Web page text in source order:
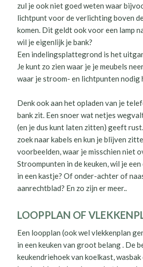
zul je ook niet goed weten waar
lichtpunt voor de verlichting boven
komen. Dit geldt ook voor een lamp
wil je eigenlijk je bank?
Een indelingsplattegrond is het
Je kunt zo zien waar je je meubels
waar je stroom- en lichtpunten nodig
Denk ook aan het opladen van je
bank zit. Een snoer wat netjes
(en je dus kunt laten zitten) geeft
zoek naar kabels en kun je blijven
voorbeelden, waar je misschien niet
Stroompunten in de keuken, wil je
in een kastje? Of onder-achter of
aanrechtblad? En zo zijn er meer..
LOOPPLAN OF
Een loopplan (ook wel vlekkenplan
in een keuken van groot belang . De
keukendriehoek van koelkast,